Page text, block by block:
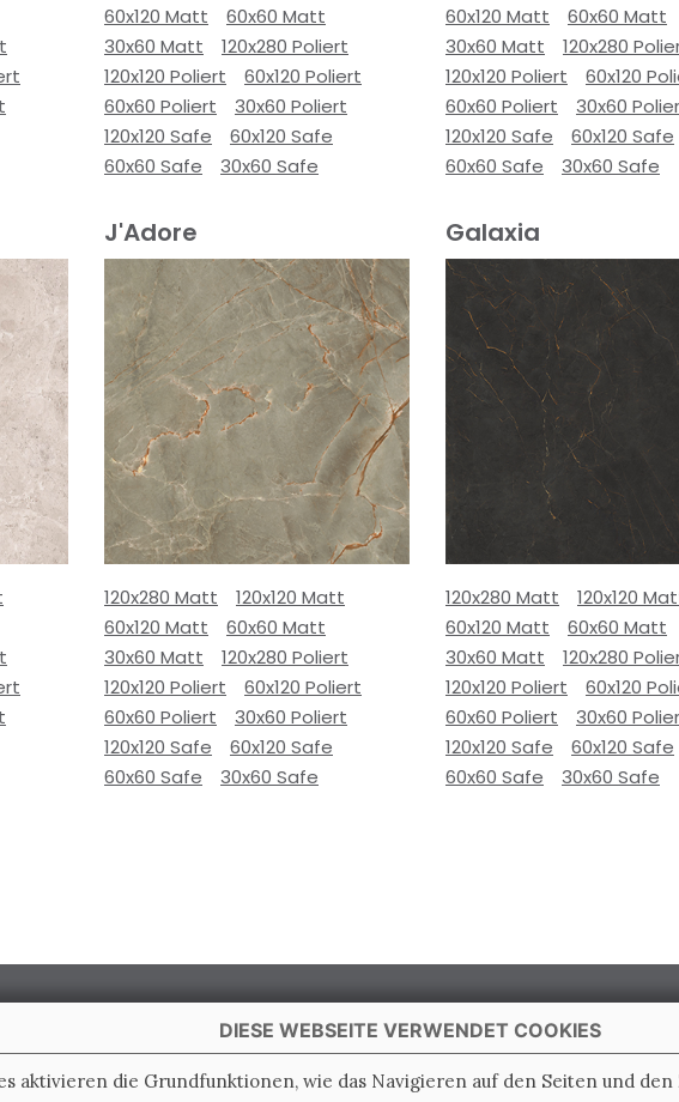
60x120 Matt
60x60 Matt
30x60 Matt
120x280 Poliert
120x120 Poliert
60x120 Poliert
60x60 Poliert
30x60 Poliert
120x120 Safe
60x120 Safe
60x60 Safe
30x60 Safe
60x120 Matt
60x60 Matt
30x60 Matt
120x280
120x120 Poliert
60x120
60x60 Poliert
30x60
120x120 Safe
60x120 Safe
60x60 Safe
30x60 Safe
J'Adore
120x280 Matt
120x120 Matt
60x120 Matt
60x60 Matt
30x60 Matt
120x280 Poliert
120x120 Poliert
60x120 Poliert
60x60 Poliert
30x60 Poliert
120x120 Safe
60x120 Safe
60x60 Safe
30x60 Safe
Galaxia
120x280 Matt
120x120
60x120 Matt
60x60 Matt
30x60 Matt
120x280
120x120 Poliert
60x120
60x60 Poliert
30x60
120x120 Safe
60x120 Safe
60x60 Safe
30x60 Safe
DIESE WEBSEITE VERWENDET COOKIES
aktivieren die Grundfunktionen, wie das Navigieren auf den Seiten und